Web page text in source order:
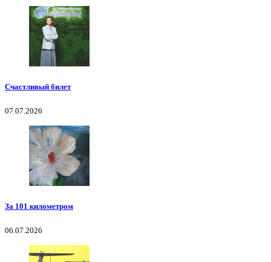
Счастливый билет
07.07.2026
За 101 километром
06.07.2026